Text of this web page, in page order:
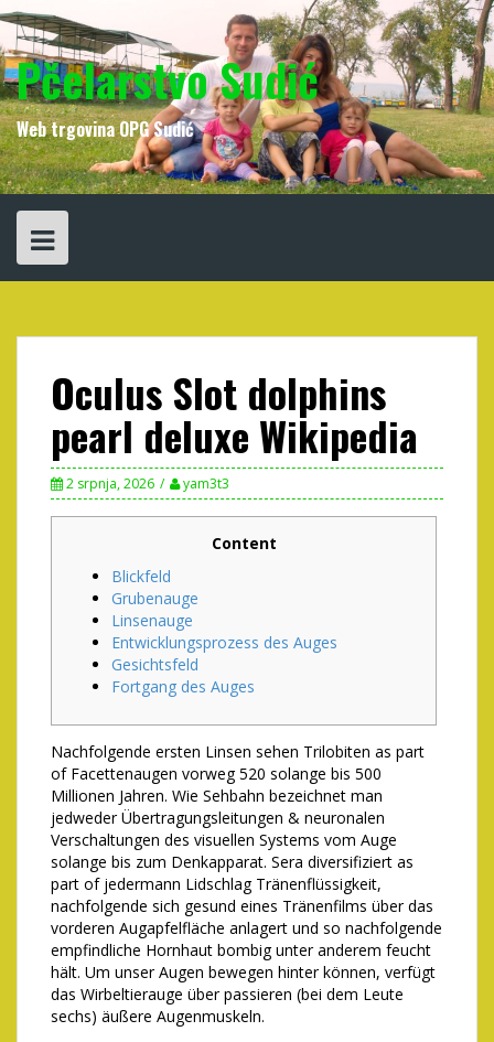
Skip
to
content
Pčelarstvo Sudić
Web trgovina OPG Sudić
Oculus Slot dolphins
pearl deluxe Wikipedia
2 srpnja, 2026 yam3t3
Content
Blickfeld
Grubenauge
Linsenauge
Entwicklungsprozess des Auges
Gesichtsfeld
Fortgang des Auges
Nachfolgende ersten Linsen sehen Trilobiten as part
of Facettenaugen vorweg 520 solange bis 500
Millionen Jahren. Wie Sehbahn bezeichnet man
jedweder Übertragungsleitungen & neuronalen
Verschaltungen des visuellen Systems vom Auge
solange bis zum Denkapparat. Sera diversifiziert as
part of jedermann Lidschlag Tränenflüssigkeit,
nachfolgende sich gesund eines Tränenfilms über das
vorderen Augapfelfläche anlagert und so nachfolgende
empfindliche Hornhaut bombig unter anderem feucht
hält. Um unser Augen bewegen hinter können, verfügt
das Wirbeltierauge über passieren (bei dem Leute
sechs) äußere Augenmuskeln.